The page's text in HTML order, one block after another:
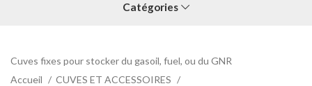
Catégories
Cuves fixes pour stocker du gasoil, fuel, ou du GNR
Accueil
CUVES ET ACCESSOIRES